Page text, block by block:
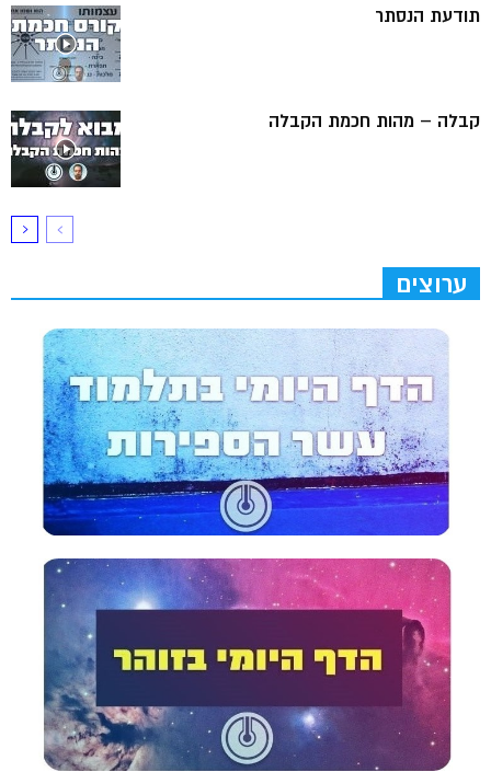
תודעת הנסתר
קבלה – מהות חכמת הקבלה
ערוצים